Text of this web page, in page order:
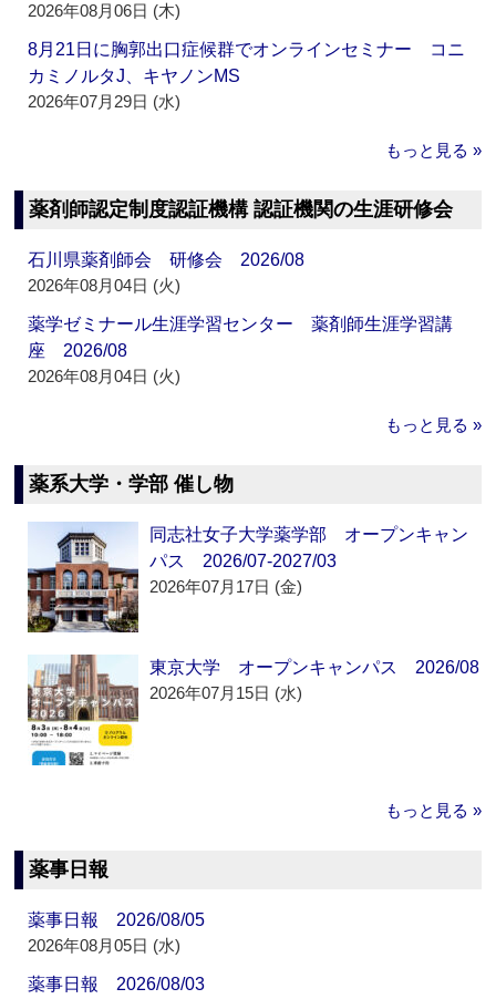
2026年08月06日 (木)
8月21日に胸郭出口症候群でオンラインセミナー コニ
カミノルタJ、キヤノンMS
2026年07月29日 (水)
もっと見る »
薬剤師認定制度認証機構 認証機関の生涯研修会
石川県薬剤師会 研修会 2026/08
2026年08月04日 (火)
薬学ゼミナール生涯学習センター 薬剤師生涯学習講
座 2026/08
2026年08月04日 (火)
もっと見る »
薬系大学・学部 催し物
同志社女子大学薬学部 オープンキャン
パス 2026/07-2027/03
2026年07月17日 (金)
東京大学 オープンキャンパス 2026/08
2026年07月15日 (水)
もっと見る »
薬事日報
薬事日報 2026/08/05
2026年08月05日 (水)
薬事日報 2026/08/03